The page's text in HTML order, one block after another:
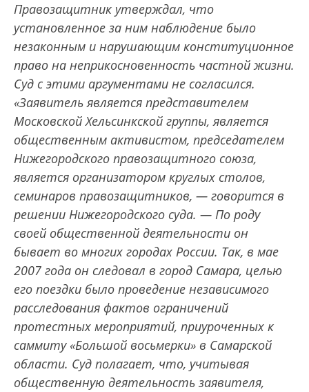
Правозащитник утверждал, что
установленное за ним наблюдение было
незаконным и нарушающим конституционное
право на неприкосновенность частной жизни.
Суд с этими аргументами не согласился.
«Заявитель является представителем
Московской Хельсинкской группы, является
общественным активистом, председателем
Нижегородского правозащитного союза,
является организатором круглых столов,
семинаров правозащитников, — говорится в
решении Нижегородского суда. — По роду
своей общественной деятельности он
бывает во многих городах России. Так, в мае
2007 года он следовал в город Самара, целью
его поездки было проведение независимого
расследования фактов ограничений
протестных мероприятий, приуроченных к
саммиту «Большой восьмерки» в Самарской
области. Суд полагает, что, учитывая
общественную деятельность заявителя,